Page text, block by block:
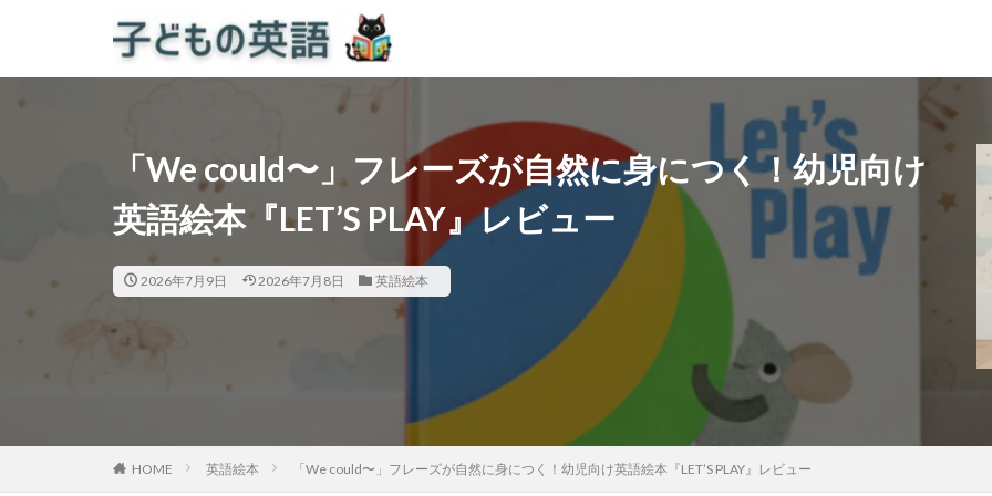
「We could〜」フレーズが自然に身につく！幼児向け
英語絵本『LET’S PLAY』レビュー
2026年7月9日 2026年7月8日 英語絵本
HOME 英語絵本 「We could〜」フレーズが自然に身につく！幼児向け英語絵本『LET’S PLAY』レビュー